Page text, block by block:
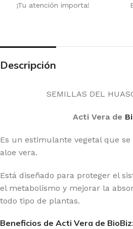
¡Tu atención importa!
Descripción
SEMILLAS DEL
Acti Vera de
Es un estimulante vegetal que
aloe vera.
Está diseñado para proteger el
el metabolismo y mejorar la
todo tipo de plantas.
Beneficios de Acti Vera de